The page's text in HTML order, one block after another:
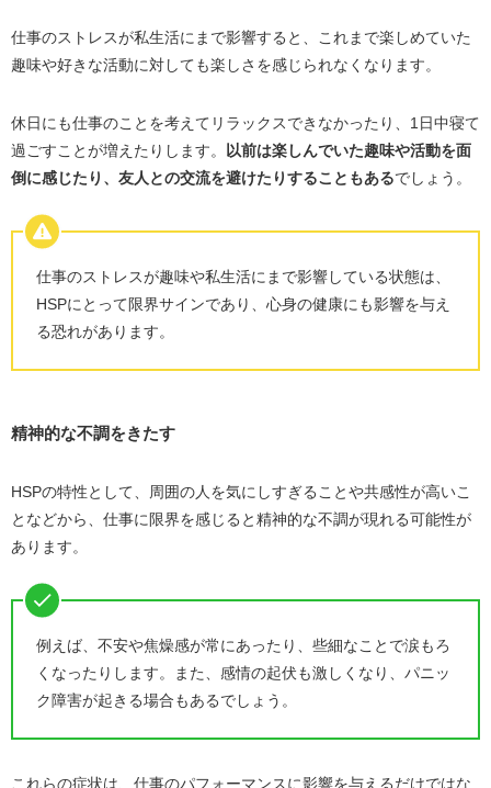
仕事のストレスが私生活にまで影響すると、これまで楽しめていた
趣味や好きな活動に対しても楽しさを感じられなくなります。
休日にも仕事のことを考えてリラックスできなかったり、1日中寝て
過ごすことが増えたりします。
以前は楽しんでいた趣味や活動を面
倒に感じたり、友人との交流を避けたりすることもあるでしょう。
仕事のストレスが趣味や私生活にまで影響している状態は、
HSPにとって限界サインであり、心身の健康にも影響を与え
る恐れがあります。
精神的な不調をきたす
HSPの特性として、周囲の人を気にしすぎることや共感性が高いこ
となどから、仕事に限界を感じると精神的な不調が現れる可能性が
あります。
例えば、不安や焦燥感が常にあったり、些細なことで涙もろ
くなったりします。また、感情の起伏も激しくなり、パニッ
ク障害が起きる場合もあるでしょう。
これらの症状は、仕事のパフォーマンスに影響を与えるだけではな